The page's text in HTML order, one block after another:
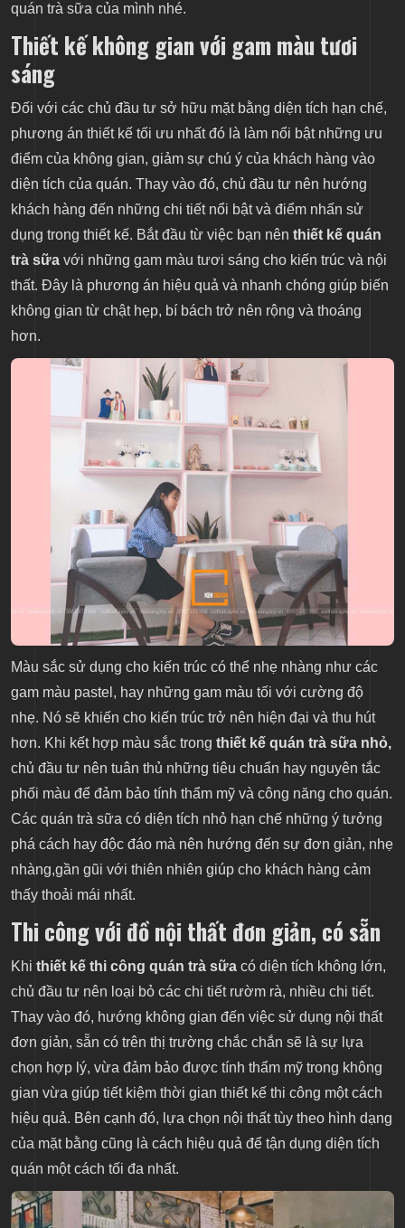
quán trà sữa của mình nhé.
Thiết kế không gian với gam màu tươi
sáng
Đối với các chủ đầu tư sở hữu mặt bằng diện tích hạn chế,
phương án thiết kế tối ưu nhất đó là làm nổi bật những ưu
điểm của không gian, giảm sự chú ý của khách hàng vào
diện tích của quán. Thay vào đó, chủ đầu tư nên hướng
khách hàng đến những chi tiết nổi bật và điểm nhấn sử
dụng trong thiết kế. Bắt đầu từ việc bạn nên thiết kế quán
trà sữa với những gam màu tươi sáng cho kiến trúc và nội
thất. Đây là phương án hiệu quả và nhanh chóng giúp biến
không gian từ chật hẹp, bí bách trở nên rộng và thoáng
hơn.
Màu sắc sử dụng cho kiến trúc có thể nhẹ nhàng như các
gam màu pastel, hay những gam màu tối với cường độ
nhẹ. Nó sẽ khiến cho kiến trúc trở nên hiện đại và thu hút
hơn. Khi kết hợp màu sắc trong thiết kế quán trà sữa nhỏ,
chủ đầu tư nên tuân thủ những tiêu chuẩn hay nguyên tắc
phối màu để đảm bảo tính thẩm mỹ và công năng cho quán.
Các quán trà sữa có diện tích nhỏ hạn chế những ý tưởng
phá cách hay độc đáo mà nên hướng đến sự đơn giản, nhẹ
nhàng,gần gũi với thiên nhiên giúp cho khách hàng cảm
thấy thoải mái nhất.
Thi công với đồ nội thất đơn giản, có sẵn
Khi thiết kế thi công quán trà sữa có diện tích không lớn,
chủ đầu tư nên loại bỏ các chi tiết rườm rà, nhiều chi tiết.
Thay vào đó, hướng không gian đến việc sử dụng nội thất
đơn giản, sẵn có trên thị trường chắc chắn sẽ là sự lựa
chọn hợp lý, vừa đảm bảo được tính thẩm mỹ trong không
gian vừa giúp tiết kiệm thời gian thiết kế thi công một cách
hiệu quả. Bên cạnh đó, lựa chọn nội thất tùy theo hình dạng
của mặt bằng cũng là cách hiệu quả để tận dụng diện tích
quán một cách tối đa nhất.